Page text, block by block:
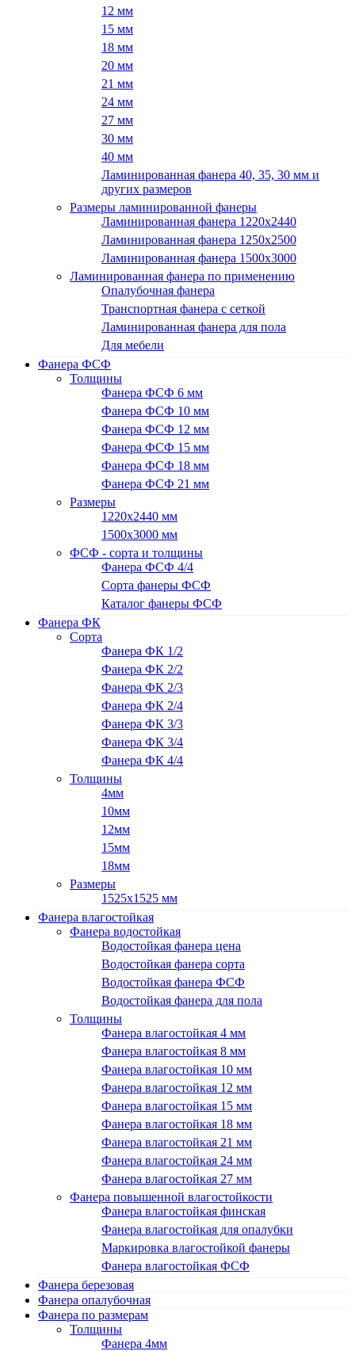
12 мм
15 мм
18 мм
20 мм
21 мм
24 мм
27 мм
30 мм
40 мм
Ламинированная фанера 40, 35, 30 мм и
других размеров
Размеры ламинированной фанеры
Ламинированная фанера 1220x2440
Ламинированная фанера 1250х2500
Ламинированная фанера 1500x3000
Ламинированная фанера по применению
Опалубочная фанера
Транспортная фанера с сеткой
Ламинированная фанера для пола
Для мебели
Фанера ФСФ
Толщины
Фанера ФСФ 6 мм
Фанера ФСФ 10 мм
Фанера ФСФ 12 мм
Фанера ФСФ 15 мм
Фанера ФСФ 18 мм
Фанера ФСФ 21 мм
Размеры
1220х2440 мм
1500х3000 мм
ФСФ - сорта и толщины
Фанера ФСФ 4/4
Сорта фанеры ФСФ
Каталог фанеры ФСФ
Фанера ФК
Сорта
Фанера ФК 1/2
Фанера ФК 2/2
Фанера ФК 2/3
Фанера ФК 2/4
Фанера ФК 3/3
Фанера ФК 3/4
Фанера ФК 4/4
Толщины
4мм
10мм
12мм
15мм
18мм
Размеры
1525х1525 мм
Фанера влагостойкая
Фанера водостойкая
Водостойкая фанера цена
Водостойкая фанера сорта
Водостойкая фанера ФСФ
Водостойкая фанера для пола
Толщины
Фанера влагостойкая 4 мм
Фанера влагостойкая 8 мм
Фанера влагостойкая 10 мм
Фанера влагостойкая 12 мм
Фанера влагостойкая 15 мм
Фанера влагостойкая 18 мм
Фанера влагостойкая 21 мм
Фанера влагостойкая 24 мм
Фанера влагостойкая 27 мм
Фанера повышенной влагостойкости
Фанера влагостойкая финская
Фанера влагостойкая для опалубки
Маркировка влагостойкой фанеры
Фанера влагостойкая ФСФ
Фанера березовая
Фанера опалубочная
Фанера по размерам
Толщины
Фанера 4мм